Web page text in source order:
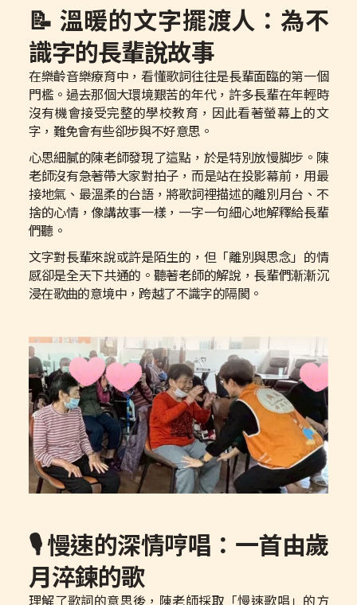
📝 溫暖的文字擺渡人：為不
識字的長輩說故事
在樂齡音樂療育中，看懂歌詞往往是長輩面臨的第一個
門檻。過去那個大環境艱苦的年代，許多長輩在年輕時
沒有機會接受完整的學校教育，因此看著螢幕上的文
字，難免會有些卻步與不好意思。
心思細膩的陳老師發現了這點，於是特別放慢脚步。陳
老師沒有急著帶大家對拍子，而是站在投影幕前，用最
接地氣、最溫柔的台語，將歌詞裡描述的離別月台、不
捨的心情，像講故事一樣，一字一句細心地解釋給長輩
們聽。
文字對長輩來說或許是陌生的，但「離別與思念」的情
感卻是全天下共通的。聽著老師的解說，長輩們漸漸沉
浸在歌曲的意境中，跨越了不識字的隔閡。
🎙️ 慢速的深情哼唱：一首由歲
月淬鍊的歌
理解了歌詞的意思後，陳老師採取「慢速歌唱」的方